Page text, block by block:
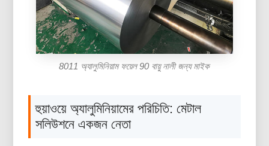
8011 অ্যালুমিনিয়াম ফয়েল 90 বায়ু নালী জন্য মাইক
হুয়াওয়ে অ্যালুমিনিয়ামের পরিচিতি: মেটাল
সলিউশনে একজন নেতা